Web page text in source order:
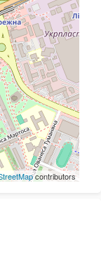
contributors